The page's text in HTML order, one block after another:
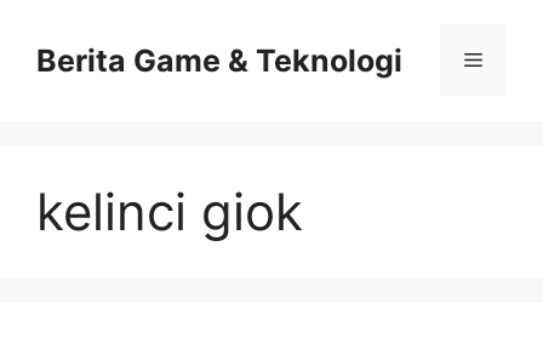
contentBerita Game & Teknologi Menu
kelinci giok